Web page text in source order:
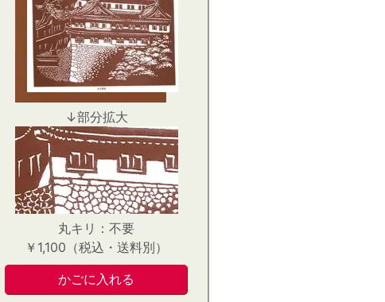
↓部分拡大
丸キリ：不要
￥1,100（税込・送料別）